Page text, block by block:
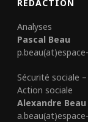
RÉDACTION
Analyses
Pascal Beau
Sécurité sociale
Action sociale
Alexandre Beau